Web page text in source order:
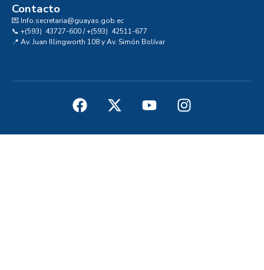
Contacto
💌 Info.secretaria@guayas.gob.ec
📞 +(593) 43727-600 / +(593) 42511-677
📍 Av. Juan Illingworth 108 y Av. Simón Bolívar